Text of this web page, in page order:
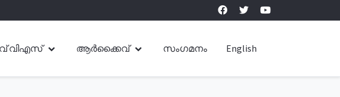
വിഎസ് ആർക്കൈവ് സംഗമനം English